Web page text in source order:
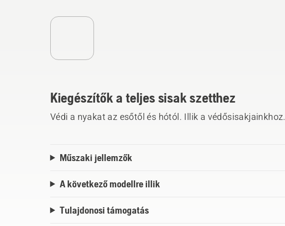
Kiegészítők a teljes sisak szetthez
Védi a nyakat az esőtől és hótól. Illik a védősisakjainkhoz.
Műszaki jellemzők
A következő modellre illik
Tulajdonosi támogatás